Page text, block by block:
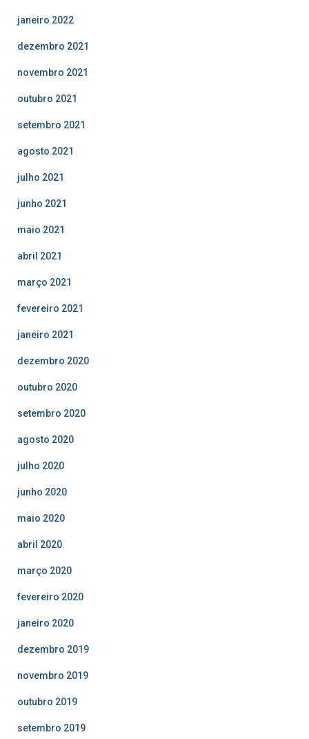
janeiro 2022
dezembro 2021
novembro 2021
outubro 2021
setembro 2021
agosto 2021
julho 2021
junho 2021
maio 2021
abril 2021
março 2021
fevereiro 2021
janeiro 2021
dezembro 2020
outubro 2020
setembro 2020
agosto 2020
julho 2020
junho 2020
maio 2020
abril 2020
março 2020
fevereiro 2020
janeiro 2020
dezembro 2019
novembro 2019
outubro 2019
setembro 2019